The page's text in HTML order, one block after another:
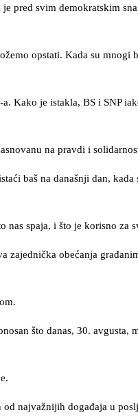
pred svim demokratskim
opstati. Kada su mnogi
Kako je istakla, BS i SNP
na pravdi i
baš na današnji dan,
spaja, i što je korisno za
zajednička obećanja
što danas, 30. avgusta,
najvažnijih događaja u